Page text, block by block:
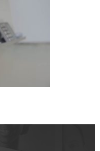
MÉTIER